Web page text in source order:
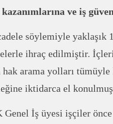
kazanımlarına ve iş
söylemiyle yaklaşık
ihraç edilmiştir.
hak arama yolları
iktidarca el
Genel İş üyesi işçiler